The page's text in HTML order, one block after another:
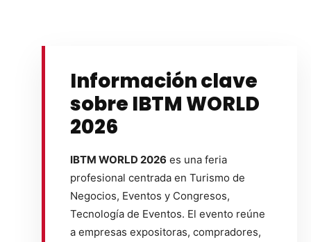
Información clave
sobre IBTM WORLD
2026
IBTM WORLD 2026 es una feria
profesional centrada en Turismo de
Negocios, Eventos y Congresos,
Tecnología de Eventos. El evento reúne
a empresas expositoras, compradores,